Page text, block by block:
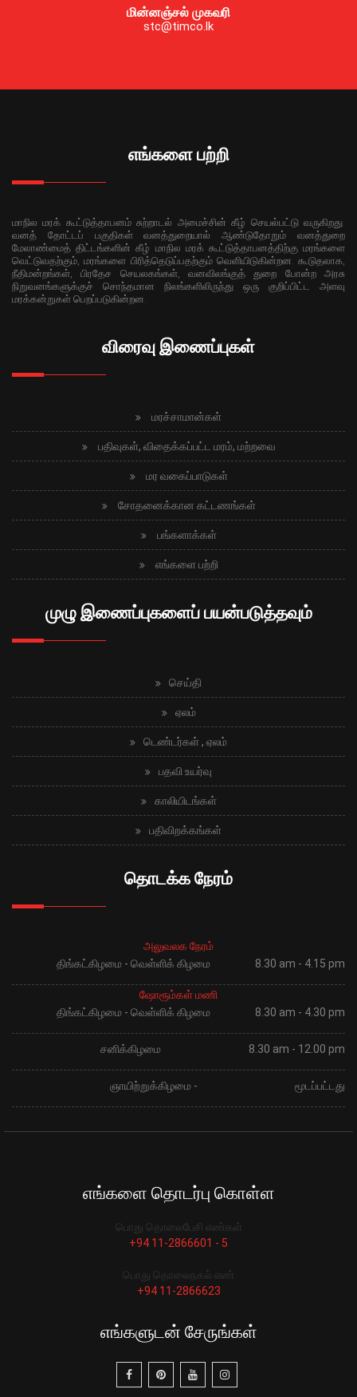
மின்னஞ்சல் முகவரி
stc@timco.lk
எங்களை பற்றி
மாநில மரக் கூட்டுத்தாபனம் சுற்றாடல் அமைச்சின் கீழ் செயல்பட்டு வருகிறது.
வனத் தோட்டப் பகுதிகள் வனத்துறையால் ஆண்டுதோறும் வனத்துறை
மேலாண்மைத் திட்டங்களின் கீழ் மாநில மரக் கூட்டுத்தாபனத்திற்கு மரங்களை
வெட்டுவதற்கும், மரங்களை பிரித்தெடுப்பதற்கும் வெளியிடுகின்றன. கூடுதலாக,
நீதிமன்றங்கள், பிரதேச செயலகங்கள், வனவிலங்குத் துறை போன்ற அரசு
நிறுவனங்களுக்குச் சொந்தமான நிலங்களிலிருந்து ஒரு குறிப்பிட்ட அளவு
மரக்கன்றுகள் பெறப்படுகின்றன.
விரைவு இணைப்புகள்
மரச்சாமான்கள்
பதிவுகள், விதைக்கப்பட்ட மரம், மற்றவை
மர வகைப்பாடுகள்
சோதனைக்கான கட்டணங்கள்
பங்களாக்கள்
எங்களை பற்றி
முழு இணைப்புகளைப் பயன்படுத்தவும்
செய்தி
ஏலம்
டெண்டர்கள் , ஏலம்
பதவி உயர்வு
காலியிடங்கள்
பதிவிறக்கங்கள்
தொடக்க நேரம்
அலுவலக நேரம்
திங்கட்கிழமை - வெள்ளிக் கிழமை
8.30 am - 4.15 pm
ஷோரூம்கள் மணி
திங்கட்கிழமை - வெள்ளிக் கிழமை
8.30 am - 4.30 pm
சனிக்கிழமை 8.30 am - 12.00 pm
ஞாயிற்றுக்கிழமை - மூடப்பட்டது
எங்களை தொடர்பு கொள்ள
பொது தொலைபேசி எண்கள்
+94 11-2866601 - 5
பொது தொலைநகல் எண்
+94 11-2866623
எங்களுடன் சேருங்கள்